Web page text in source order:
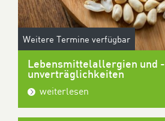
Weitere Termine verfügbar
Lebensmittelallergien und -
unverträglichkeiten
weiterlesen